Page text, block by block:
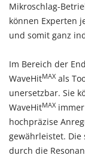
Mikroschlag-
können Experten
und somit ganz
Im Bereich der
WaveHitMAX als
unersetzbar. Sie
WaveHitMAX
hochpräzise
gewährleistet. Die
durch die